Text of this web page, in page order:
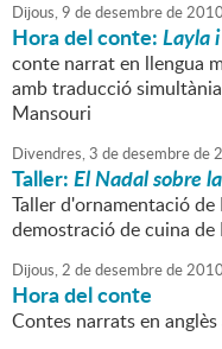
Dijous,9 dedesembrede2010
Hora del conte:Layla
conte narrat en llengua
amb traducció
Mansouri
Divendres,3 dedesembrede
Taller:El Nadal sobre
Taller d'ornamentació de
demostració de cuina
Dijous,2 dedesembrede2010
Hora del conte
Contes narrats en